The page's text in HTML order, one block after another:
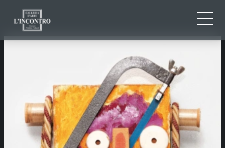
ARTISTES ET ŒUVRES
EXPOSITIONS
CONTACTS